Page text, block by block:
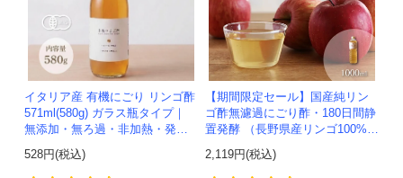
イタリア産 有機にごり リンゴ酢
571ml(580g) ガラス瓶タイプ｜
無添加・無ろ過・非加熱・発酵
助剤不使用のアップルサイダー
ビネガー -かわしま屋-
528円(税込)
【期間限定セール】国産純リン
ゴ酢無濾過にごり酢・180日間静
置発酵 （長野県産リンゴ100%）
-1000ml-かわしま屋-
2,119円(税込)